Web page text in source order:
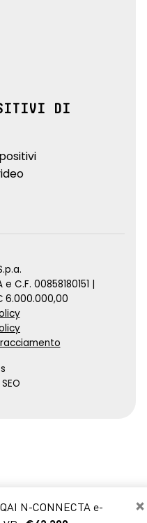
×
N-CONNECTA e-
DI
C.F. 00858180151 |
6.000.000,00